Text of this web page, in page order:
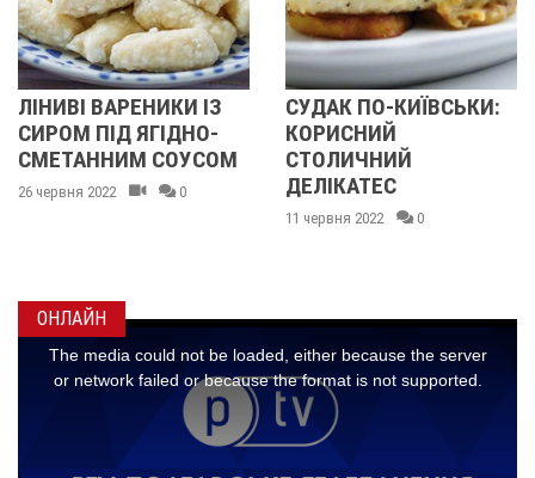
ІЗ
ЯГІДНО-
СОУСОМ
0
СУДАК ПО-КИЇВСЬКИ:
КОРИСНИЙ
СТОЛИЧНИЙ
ДЕЛІКАТЕС
0
ОНЛАЙН